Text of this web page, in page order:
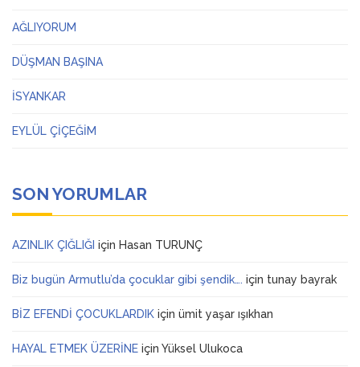
AĞLIYORUM
DÜŞMAN BAŞINA
İSYANKAR
EYLÜL ÇİÇEĞİM
SON YORUMLAR
AZINLIK ÇIĞLIĞI için Hasan TURUNÇ
Biz bugün Armutlu’da çocuklar gibi şendik…. için tunay bayrak
BİZ EFENDİ ÇOCUKLARDIK için ümit yaşar ışıkhan
HAYAL ETMEK ÜZERİNE için Yüksel Ulukoca